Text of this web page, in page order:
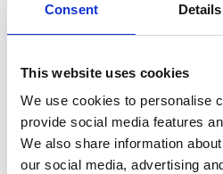
Consent Details
This website uses cookies
We use cookies to personalise
provide social media features
We also share information
our social media, advertising
Livraison en 1-3 jours
Leur (NL) ou Krommenie (NL)
Ajouter au